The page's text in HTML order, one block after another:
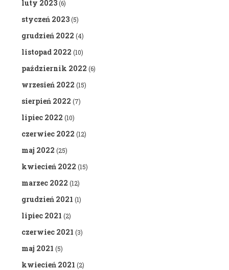
luty 2023(6)
styczeń 2023(5)
grudzień 2022 (4)
listopad 2022 (10)
październik 2022 (6)
wrzesień 2022 (15)
sierpień 2022 (7)
lipiec 2022 (10)
czerwiec 2022 (12)
maj 2022 (25)
kwiecień 2022 (15)
marzec 2022 (12)
grudzień 2021 (1)
lipiec 2021 (2)
czerwiec 2021 (3)
maj 2021 (5)
kwiecień 2021 (2)